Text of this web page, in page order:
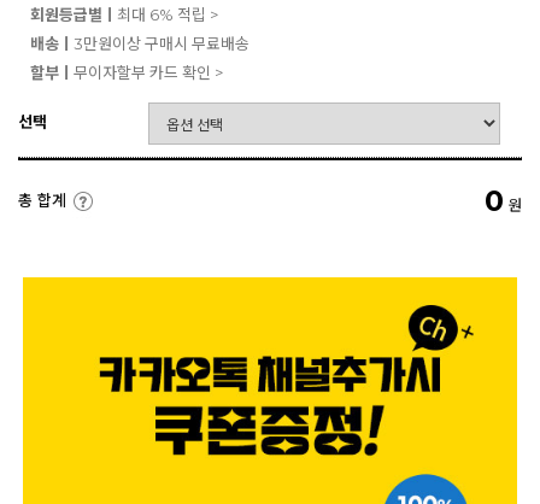
회원등급별ㅣ 최대 6% 적립 >
배송ㅣ 3만원이상 구매시 무료배송
할부ㅣ 무이자할부 카드 확인 >
선택
총 합계 0 원